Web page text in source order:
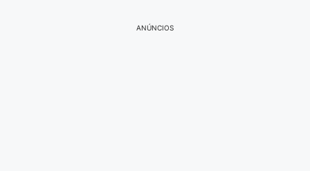
ANÚNCIOS